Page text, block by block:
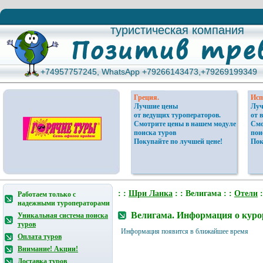
туристическая компания
туристическая компания
+74957757245, WhatsApp +79266143473,+79269199349
+74957757245, WhatsApp +79266143473,+79269199349
Греция.
Лучшие цены
от ведущих туроператоров.
Смотрите цены в нашем модуле
поиска туров
Покупайте по лучшей цене!
от
Работаем только с
надежными туроператорами
Уникальная система поиска
туров
Оплата туров
Внимание! Акции!
Доставка туров
: : Шри Ланка : : Велигама : : Отели
Велигама. Информация о
Информация появится в ближайшее время